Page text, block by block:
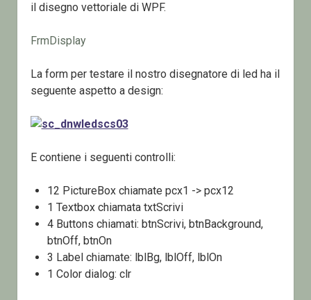
il disegno vettoriale di WPF.
FrmDisplay
La form per testare il nostro disegnatore di led ha il
seguente aspetto a design:
E contiene i seguenti controlli:
12 PictureBox chiamate pcx1 -> pcx12
1 Textbox chiamata txtScrivi
4 Buttons chiamati: btnScrivi, btnBackground,
btnOff, btnOn
3 Label chiamate: lblBg, lblOff, lblOn
1 Color dialog: clr